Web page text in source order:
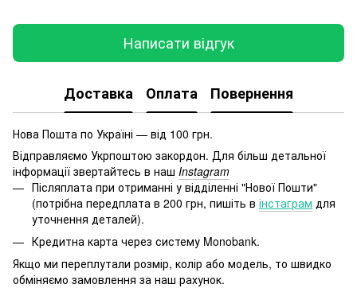
Написати відгук
Доставка Оплата Повернення
Нова Пошта по Україні — від 100 грн.
Відправляємо Укрпоштою закордон. Для більш детальної
інформації звертайтесь в наш Instagram
Післяплата при отриманні у відділенні "Нової Пошти"
(потрібна передплата в 200 грн, пишіть в інстаграм для
уточнення деталей).
Кредитна карта через систему Monobank.
Якщо ми переплутали розмір, колір або модель, то швидко
обміняємо замовлення за наш рахунок.